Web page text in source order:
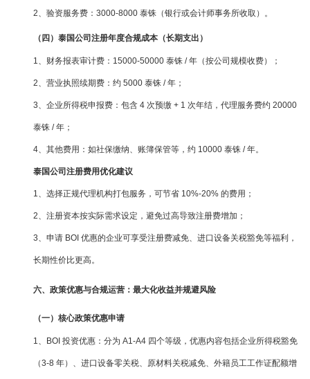
2、验资服务费：3000-8000 泰铢（银行或会计师事务所收取）。
（四）泰国公司注册年度合规成本（长期支出）
1、财务报表审计费：15000-50000 泰铢 / 年（按公司规模收费）；
2、营业执照续期费：约 5000 泰铢 / 年；
3、企业所得税申报费：包含 4 次预缴 + 1 次年结，代理服务费约 20000
泰铢 / 年；
4、其他费用：如社保缴纳、账簿保管等，约 10000 泰铢 / 年。
泰国公司注册费用优化建议
1、选择正规代理机构打包服务，可节省 10%-20% 的费用；
2、注册资本按实际需求设定，避免过高导致注册费增加；
3、申请 BOI 优惠的企业可享受注册费减免、进口设备关税豁免等福利，
长期性价比更高。
六、政策优惠与合规运营：最大化收益并规避风险
（一）核心政策优惠申请
1、BOI 投资优惠：分为 A1-A4 四个等级，优惠内容包括企业所得税豁免
（3-8 年）、进口设备零关税、原材料关税减免、外籍员工工作证配额增